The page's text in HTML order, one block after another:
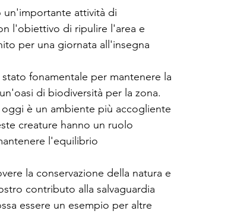
un'importante attività di
l'obiettivo di ripulire l'area e
per una giornata all'insegna
fonamentale per mantenere la
di biodiversità per la zona.
è un ambiente più accogliente
creature hanno un ruolo
l'equilibrio
la conservazione della natura e
contributo alla salvaguardia
essere un esempio per altre